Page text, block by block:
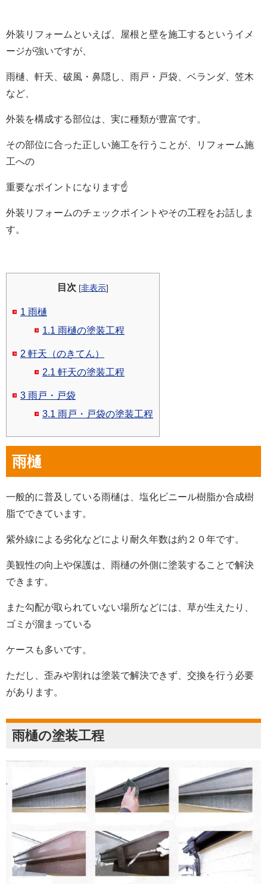
外装リフォームといえば、屋根と壁を施工するというイメ
ージが強いですが、
雨樋、軒天、破風・鼻隠し、雨戸・戸袋、ベランダ、笠木
など、
外装を構成する部位は、実に種類が豊富です。
その部位に合った正しい施工を行うことが、リフォーム施
工への
重要なポイントになります☝
外装リフォームのチェックポイントやその工程をお話しま
す。
目次 [非表示]
1 雨樋
1.1 雨樋の塗装工程
2 軒天（のきてん）
2.1 軒天の塗装工程
3 雨戸・戸袋
3.1 雨戸・戸袋の塗装工程
雨樋
一般的に普及している雨樋は、塩化ビニール樹脂か合成樹
脂でできています。
紫外線による劣化などにより耐久年数は約２０年です。
美観性の向上や保護は、雨樋の外側に塗装することで解決
できます。
また勾配が取られていない場所などには、草が生えたり、
ゴミが溜まっている
ケースも多いです。
ただし、歪みや割れは塗装で解決できず、交換を行う必要
があります。
雨樋の塗装工程